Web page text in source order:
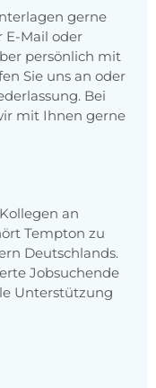
gerne
E-Mail oder
persönlich mit
Sie uns an oder
Bei
mit Ihnen gerne
an
Tempton zu
Deutschlands.
Jobsuchende
Unterstützung